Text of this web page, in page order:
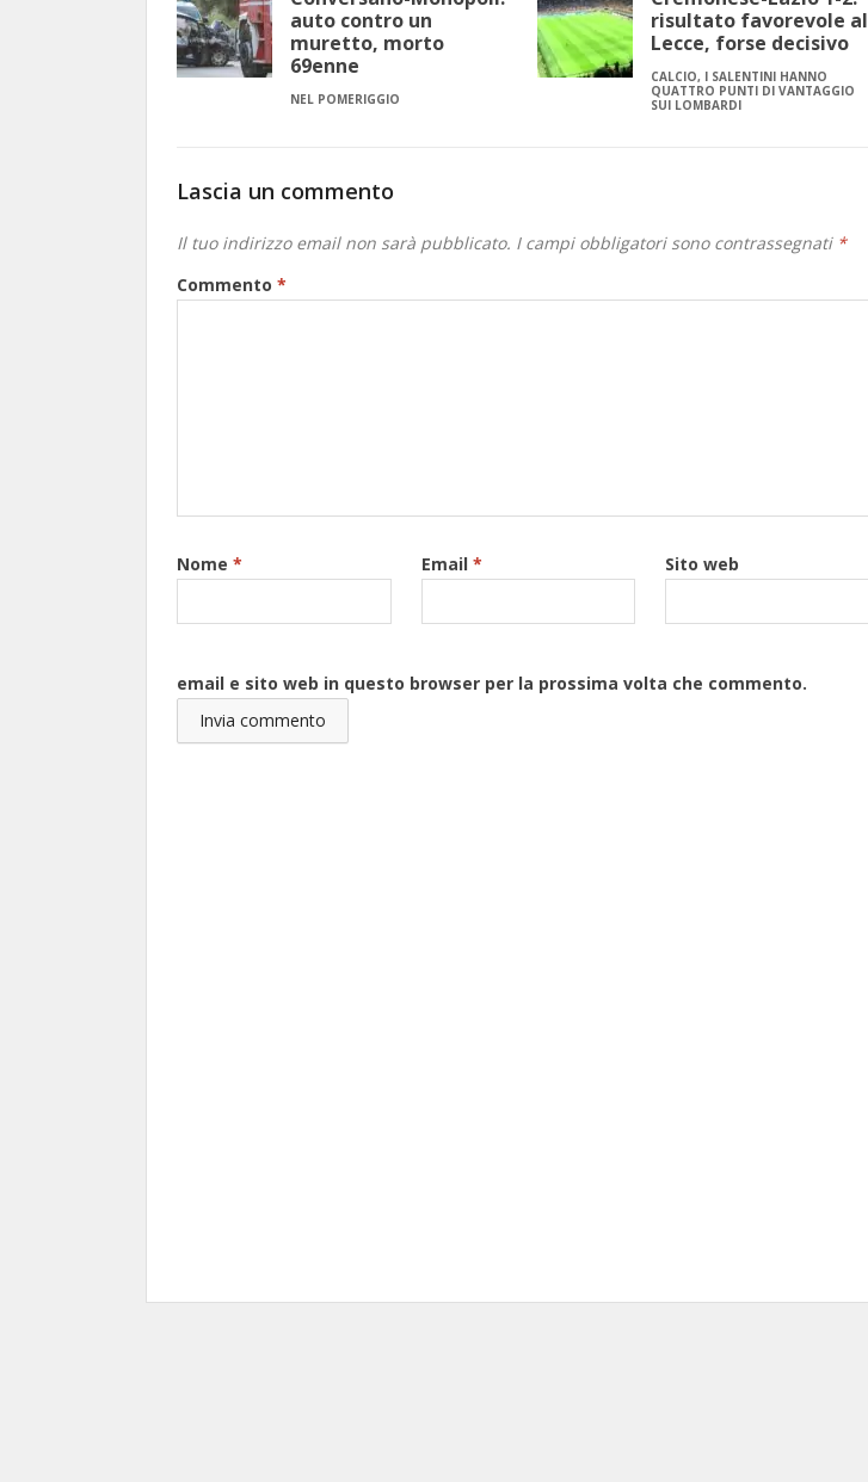
auto contro un
muretto, morto
69enne
NEL POMERIGGIO
risultato favorevole al
Lecce, forse decisivo
CALCIO, I SALENTINI HANNO
QUATTRO PUNTI DI VANTAGGIO
SUI LOMBARDI
Lascia un commento
Il tuo indirizzo email non sarà pubblicato. I campi obbligatori sono contrassegnati *
Commento *
Nome * Email *
Sito web
email e sito web in questo browser per la prossima volta che commento.